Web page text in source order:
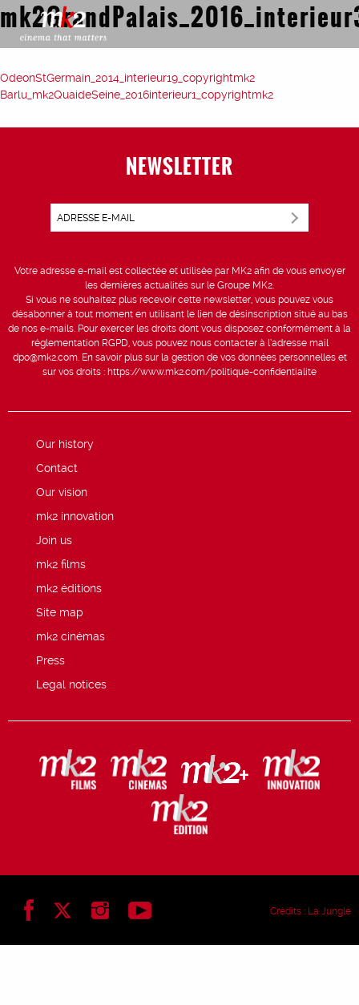
Post
navigation
OdeonStGermain_2014_interieur19_copyrightmk2
Barlu_mk2QuaideSeine_2016interieur1_copyrightmk2
NEWSLETTER
Votre adresse e-mail est collectée et utilisée par MK2 afin de vous envoyer
les dernières actualités sur le Groupe MK2.
Si vous ne souhaitez plus recevoir cette newsletter, vous pouvez vous
désabonner à tout moment en utilisant le lien de désinscription situé au bas
de nos e-mails. Pour exercer les droits dont vous disposez conformément à la
réglementation RGPD, vous pouvez nous contacter à l’adresse mail
dpo@mk2.com. En savoir plus sur la gestion de vos données personnelles et
sur vos droits : https://www.mk2.com/politique-confidentialite
Our history
Contact
Our vision
mk2 innovation
Join us
mk2 films
mk2 éditions
Site map
mk2 cinémas
Press
Legal notices
Crédits : La Jungle